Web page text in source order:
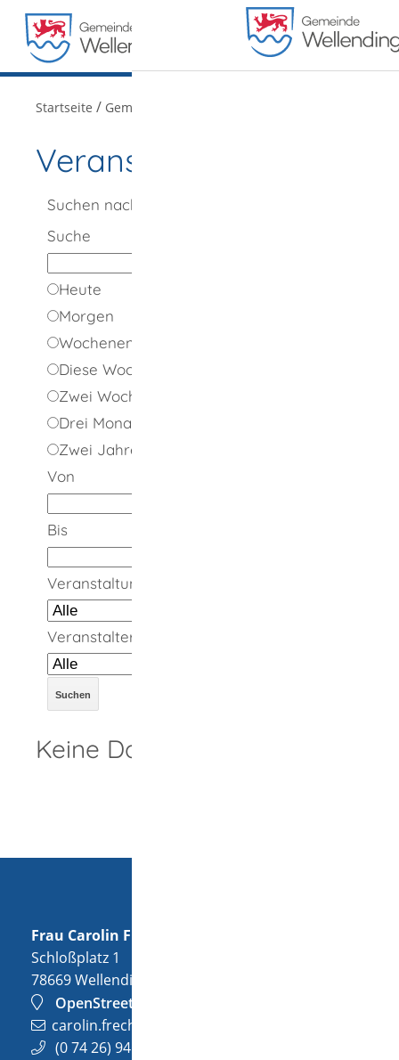
MENÜ
Frau Carolin Frech
Schloßplatz 1
78669Wellendingen
OpenStreetMap
carolin.frech@wellendingen.de
(07426) 94
Startseite / Gemeindeportrait
Veranstaltungen
Suchen nach
Suche
Heute
Morgen
Wochenende
Diese Woche
Zwei Wochen
Drei Monate
Zwei Jahre
Von
Bis
Veranstaltungsort
Veranstalter
Keine Daten vorhanden